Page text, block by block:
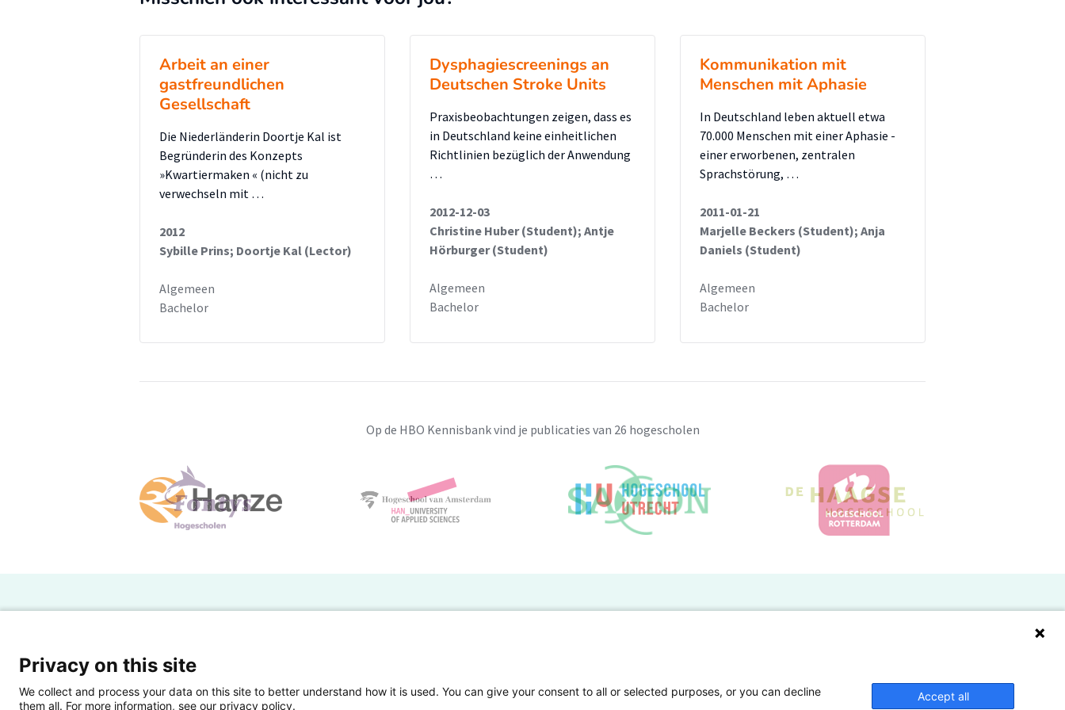
sozialpädagogischen Feld zur Entwicklung der psychosozialen
Unterstützung der Zielgruppe beigetragen werden. Jedoch sind aus der
Perspektive der Forscherin Folgestudien notwendig, um noch spezifischere
Aussagen über das Ausmaß der psychosozialen Bedürfnisse und ihrer
Bandweite zu schaffen.
Zum Abschluss möchte sich die Forscherin bei Herrn Marcel Meijer für
dessen Unterstützung bedanken, den Interviewpartnern für deren
Teilnahme sowie der Deutschen Kinderkrebsstiftung, die von der Forschung
in Kenntnis gesetzt wurde und nötige Infomaterialien zur Verfügung stellte.
Arbeit an einer
gastfreundlichen
Gesellschaft
Die Niederländerin Doortje Kal ist
Begründerin des Konzepts
»Kwartiermaken « (nicht zu
verwechseln mit …
2012
Sybille Prins; Doortje Kal (Lector)
Algemeen
Bachelor
Dysphagiescreenings an
Deutschen Stroke Units
Praxisbeobachtungen zeigen, dass es
in Deutschland keine einheitlichen
Richtlinien bezüglich der Anwendung
…
2012-12-03
Christine Huber (Student); Antje
Hörburger (Student)
Algemeen
Bachelor
Kommunikation mit
Menschen mit Aphasie
In Deutschland leben aktuell etwa
70.000 Menschen mit einer Aphasie -
einer erworbenen, zentralen
Sprachstörung, …
2011-01-21
Marjelle Beckers (Student); Anja
Daniels (Student)
Algemeen
Bachelor
Op de HBO Kennisbank vind je publicaties van 26 hogescholen
Powered by SURF
Eigen onderzoek publiceren
Veelgestelde vragen
Lectoren en onderzoekers
Privacy on this site
We collect and process your data on this site to better understand how it is used. You can give your consent to all or selected purposes, or you can decline
them all. For more information, see our privacy policy.
Accept all